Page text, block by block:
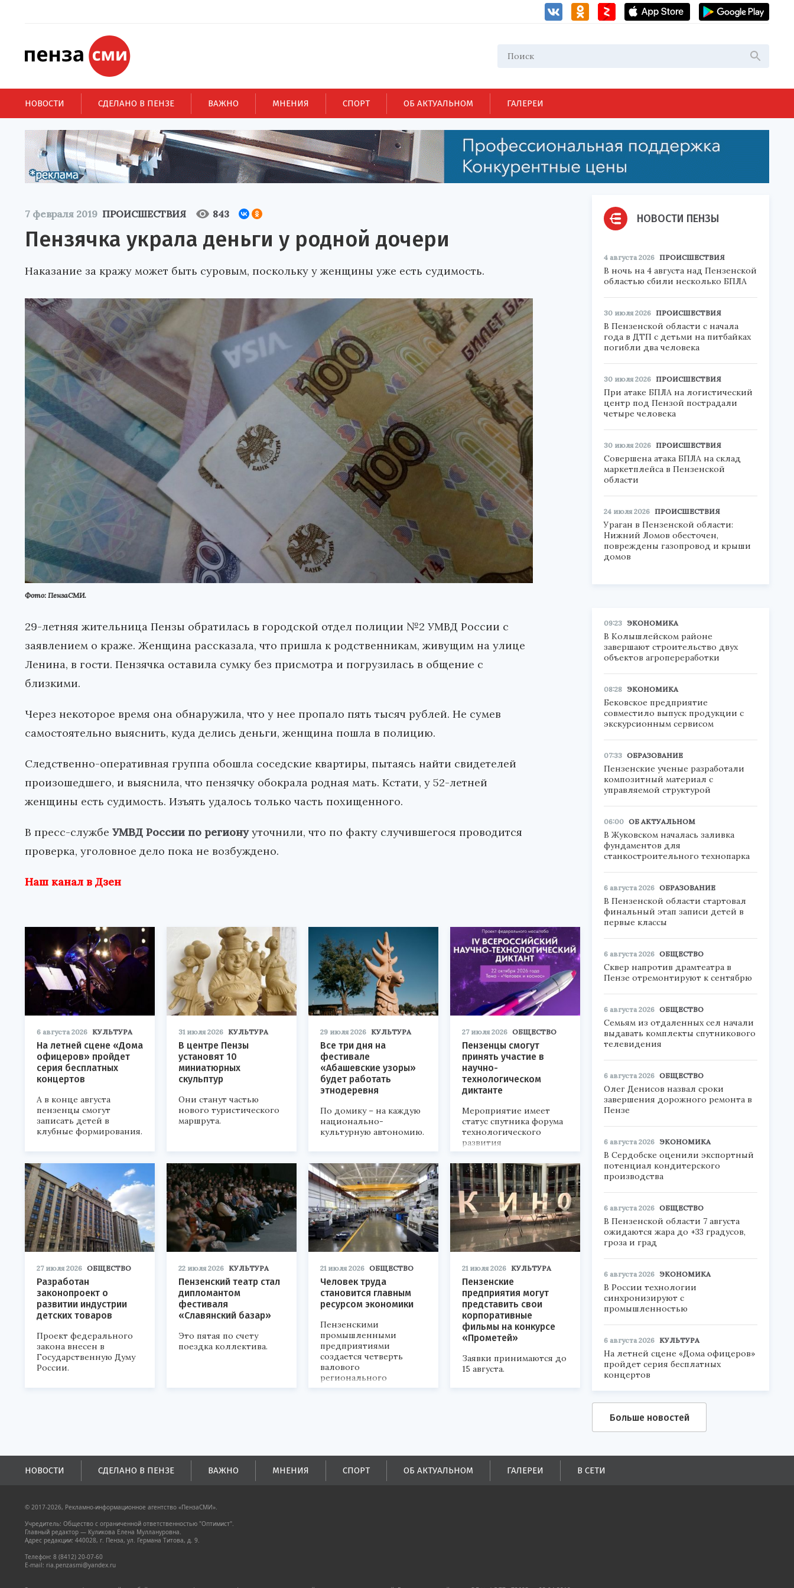
НОВОСТИ СДЕЛАНО В ПЕНЗЕ ВАЖНО МНЕНИЯ СПОРТ ОБ АКТУАЛЬНОМ ГАЛЕРЕИ
7 февраля 2019 ПРОИСШЕСТВИЯ 843
Пензячка украла деньги у родной дочери
Наказание за кражу может быть суровым, поскольку у женщины уже есть судимость.
Фото: ПензаСМИ.
29-летняя жительница Пензы обратилась в городской отдел полиции №2 УМВД России с
заявлением о краже. Женщина рассказала, что пришла к родственникам, живущим на улице
Ленина, в гости. Пензячка оставила сумку без присмотра и погрузилась в общение с
близкими.
Через некоторое время она обнаружила, что у нее пропало пять тысяч рублей. Не сумев
самостоятельно выяснить, куда делись деньги, женщина пошла в полицию.
Следственно-оперативная группа обошла соседские квартиры, пытаясь найти свидетелей
произошедшего, и выяснила, что пензячку обокрала родная мать. Кстати, у 52-летней
женщины есть судимость. Изъять удалось только часть похищенного.
В пресс-службе УМВД России по регионууточнили, что по факту случившегося проводится
проверка, уголовное дело пока не возбуждено.
Наш канал в Дзен
6 августа 2026 КУЛЬТУРА
На летней сцене «Дома
офицеров» пройдет
серия бесплатных
концертов
А в конце августа
пензенцы смогут
записать детей в
клубные формирования.
31 июля 2026 КУЛЬТУРА
В центре Пензы
установят 10
миниатюрных
скульптур
Они станут частью
нового туристического
маршрута.
29 июля 2026 КУЛЬТУРА
Все три дня на
фестивале
«Абашевские узоры»
будет работать
этнодеревня
По домику – на каждую
национально-
культурную автономию.
27 июля 2026 ОБЩЕСТВО
Пензенцы смогут
принять участие в
научно-
технологическом
диктанте
Мероприятие имеет
статус спутника форума
технологического
развития
«Технопром-2026».
27 июля 2026 ОБЩЕСТВО
Разработан
законопроект о
развитии индустрии
детских товаров
Проект федерального
закона внесен в
Государственную Думу
России.
22 июля 2026 КУЛЬТУРА
Пензенский театр стал
дипломантом
фестиваля
«Славянский базар»
Это пятая по счету
поездка коллектива.
21 июля 2026 ОБЩЕСТВО
Человек труда
становится главным
ресурсом экономики
Пензенскими
промышленными
предприятиями
создается четверть
валового
регионального
продукта и
21 июля 2026 КУЛЬТУРА
Пензенские
предприятия могут
представить свои
корпоративные
фильмы на конкурсе
«Прометей»
Заявки принимаются до
15 августа.
НОВОСТИ ПЕНЗЫ
4 августа 2026 ПРОИСШЕСТВИЯ
В ночь на 4 августа над Пензенской
областью сбили несколько БПЛА
30 июля 2026 ПРОИСШЕСТВИЯ
В Пензенской области с начала
года в ДТП с детьми на питбайках
погибли два человека
30 июля 2026 ПРОИСШЕСТВИЯ
При атаке БПЛА на логистический
центр под Пензой пострадали
четыре человека
30 июля 2026 ПРОИСШЕСТВИЯ
Совершена атака БПЛА на склад
маркетплейса в Пензенской
области
24 июля 2026 ПРОИСШЕСТВИЯ
Ураган в Пензенской области:
Нижний Ломов обесточен,
повреждены газопровод и крыши
домов
09:23 ЭКОНОМИКА
В Колышлейском районе
завершают строительство двух
объектов агропереработки
08:28 ЭКОНОМИКА
Бековское предприятие
совместило выпуск продукции с
экскурсионным сервисом
07:33 ОБРАЗОВАНИЕ
Пензенские ученые разработали
композитный материал с
управляемой структурой
06:00 ОБ АКТУАЛЬНОМ
В Жуковском началась заливка
фундаментов для
станкостроительного технопарка
6 августа 2026 ОБРАЗОВАНИЕ
В Пензенской области стартовал
финальный этап записи детей в
первые классы
6 августа 2026 ОБЩЕСТВО
Сквер напротив драмтеатра в
Пензе отремонтируют к сентябрю
6 августа 2026 ОБЩЕСТВО
Семьям из отдаленных сел начали
выдавать комплекты спутникового
телевидения
6 августа 2026 ОБЩЕСТВО
Олег Денисов назвал сроки
завершения дорожного ремонта в
Пензе
6 августа 2026 ЭКОНОМИКА
В Сердобске оценили экспортный
потенциал кондитерского
производства
6 августа 2026 ОБЩЕСТВО
В Пензенской области 7 августа
ожидаются жара до +33 градусов,
гроза и град
6 августа 2026 ЭКОНОМИКА
В России технологии
синхронизируют с
промышленностью
6 августа 2026 КУЛЬТУРА
На летней сцене «Дома офицеров»
пройдет серия бесплатных
концертов
Больше новостей
НОВОСТИ СДЕЛАНО В ПЕНЗЕ ВАЖНО МНЕНИЯ СПОРТ ОБ АКТУАЛЬНОМ ГАЛЕРЕИ В СЕТИ
© 2017-2026, Рекламно-информационное агентство «ПензаСМИ».
Учредитель: Общество с ограниченной ответственностью "Оптимист".
Главный редактор — Куликова Елена Муллануровна.
Адрес редакции: 440028, г. Пенза, ул. Германа Титова, д. 9.
Телефон: 8 (8412) 20-07-60
E-mail: ria.penzasmi@yandex.ru